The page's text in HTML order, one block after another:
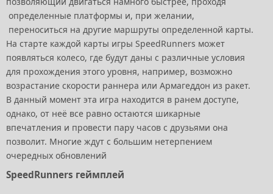
определенные платформы и, при желании,
переноситься на другие маршруты определенной карты.
На старте каждой карты игры SpeedRunners может
появляться колесо, где будут даны с различные условия
для прохождения этого уровня, например, возможно
возрастание скорости раннера или Армагеддон из ракет.
В данный момент эта игра находится в ранем доступе,
однако, от неё все равно остаются шикарные
впечатления и провести пару часов с друзьями она
позволит. Многие ждут с большим нетерпением
очередных обновлений
SpeedRunners геймплей